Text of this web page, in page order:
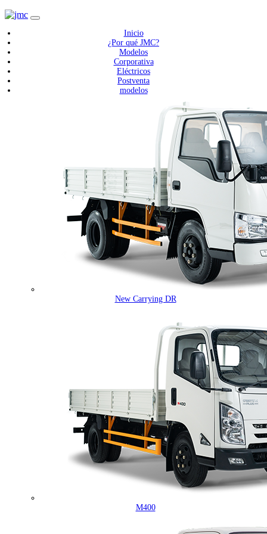
Inicio
¿Por qué JMC?
Modelos
Corporativa
Eléctricos
Postventa
modelos
New Carrying DR
M400